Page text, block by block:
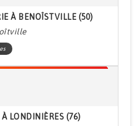
À BENOÎSTVILLE (50)
LONDINIÈRES (76)